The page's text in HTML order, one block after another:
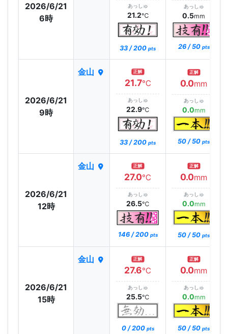
2026/6/21
6時
あっしゅ
21.2℃
33 / 200 pts
あっしゅ
0.5mm
26 / 50 pts
2026/6/21
9時
金山 正解
21.7℃
あっしゅ
22.9℃
33 / 200 pts
正解
0.0mm
あっしゅ
0.0mm
50 / 50 pts
2026/6/21
12時
金山 正解
27.0℃
あっしゅ
26.5℃
146 / 200 pts
正解
0.0mm
あっしゅ
0.0mm
50 / 50 pts
2026/6/21
15時
金山 正解
27.6℃
あっしゅ
25.5℃
0 / 200 pts
正解
0.0mm
あっしゅ
0.0mm
50 / 50 pts